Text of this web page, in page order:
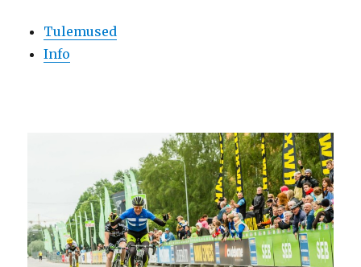
Tulemused
Info